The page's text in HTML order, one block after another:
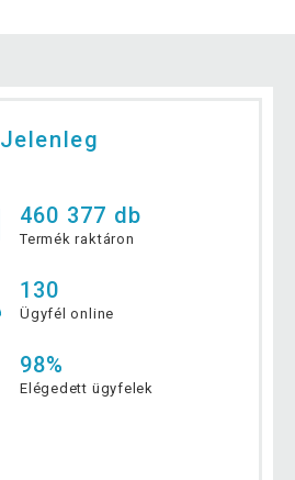
Jelenleg
460 377 db
Termék raktáron
130
Ügyfél online
98%
Elégedett ügyfelek